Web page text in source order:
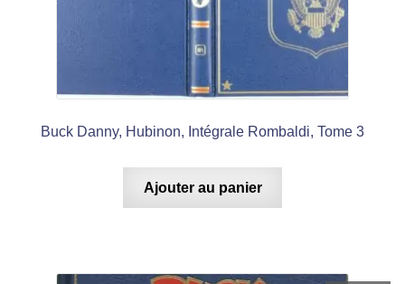
Buck Danny, Hubinon, Intégrale Rombaldi, Tome 3
Ajouter au panier